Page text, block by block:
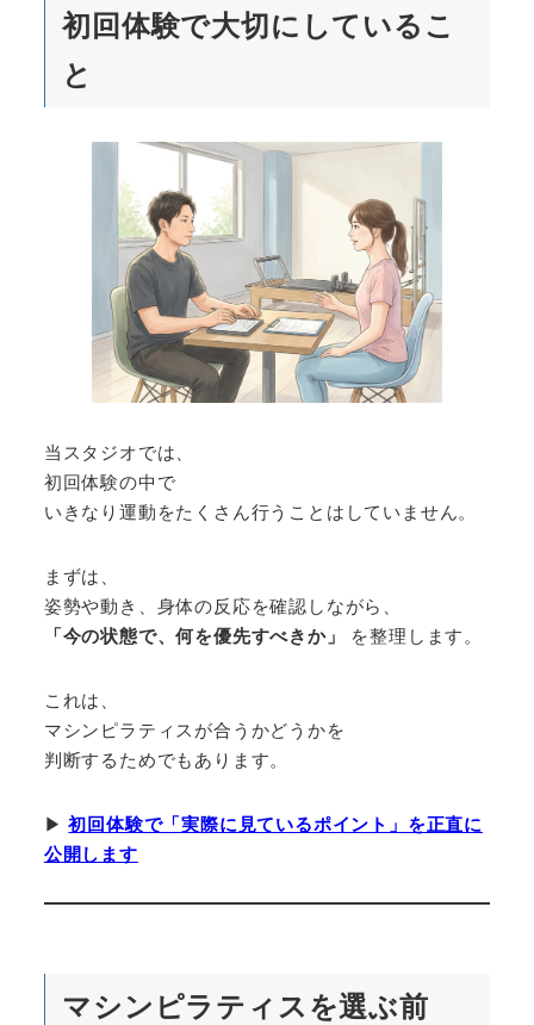
初回体験で大切にしているこ
と
当スタジオでは、
初回体験の中で
いきなり運動をたくさん行うことはしていません。
まずは、
姿勢や動き、身体の反応を確認しながら、
「今の状態で、何を優先すべきか」
を整理します。
これは、
マシンピラティスが合うかどうかを
判断するためでもあります。
▶︎初回体験で「実際に見ているポイント」を正直に
公開します
マシンピラティスを選ぶ前